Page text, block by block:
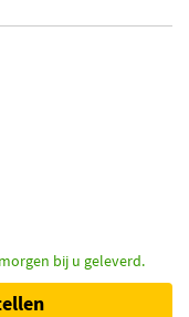
bij u geleverd.